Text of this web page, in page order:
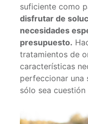
suficiente como
disfrutar de
necesidades
presupuesto.
tratamientos de
características
perfeccionar una
sólo sea